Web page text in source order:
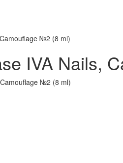
№2 (8 ml)
IVA Nails,